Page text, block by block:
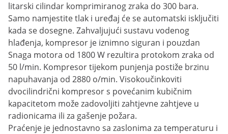
litarski cilindar komprimiranog zraka do 300 bara.
Samo namjestite tlak i uređaj će se automatski isključiti
kada se dosegne. Zahvaljujući sustavu vodenog
hlađenja, kompresor je iznimno siguran i pouzdan
Snaga motora od 1800 W rezultira protokom zraka od
50 l/min. Kompresor tijekom punjenja postiže brzinu
napuhavanja od 2880 o/min. Visokoučinkoviti
dvocilindrični kompresor s povećanim kubičnim
kapacitetom može zadovoljiti zahtjevne zahtjeve u
radionicama ili za gašenje požara.
Praćenje je jednostavno sa zaslonima za temperaturu i